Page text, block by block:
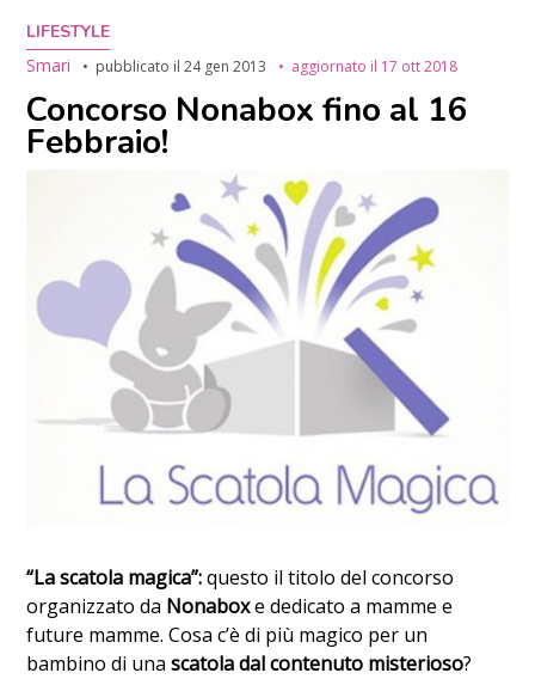
LIFESTYLE
Smari
pubblicato il24 gen 2013 aggiornato il 17 ott 2018
Concorso Nonabox fino al 16
Febbraio!
“La scatola magica”:questo il titolo del concorso
organizzato da Nonaboxe dedicato a mamme e
future mamme. Cosa c’è di più magico per un
bambino di unascatola dal contenuto misterioso?